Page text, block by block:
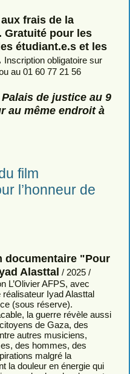
frais de la
Gratuité pour les
étudiant.e.s et les
Inscription obligatoire sur
au 01 60 77 21 56
de justice au 9
au même endroit à
film
l’honneur de
documentaire "Pour
Alasttal / 2025 /
L’Olivier AFPS, avec
réalisateur Iyad Alasttal
(sous réserve).
la guerre révèle aussi
de Gaza, des
autres musiciens,
des hommes, des
malgré la
la douleur en énergie qui